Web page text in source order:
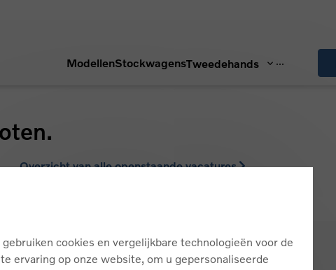
ModellenStockwagensTweedehands
Overzicht van alle openstaande vacatures
cookies en vergelijkbare technologieën voor de
ervaring op onze website, om u gepersonaliseerde